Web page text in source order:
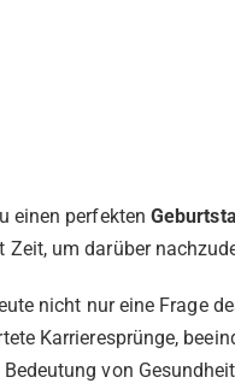
einen perfekten
Zeit, um darüber
nicht nur eine Frage
Karrieresprünge,
von